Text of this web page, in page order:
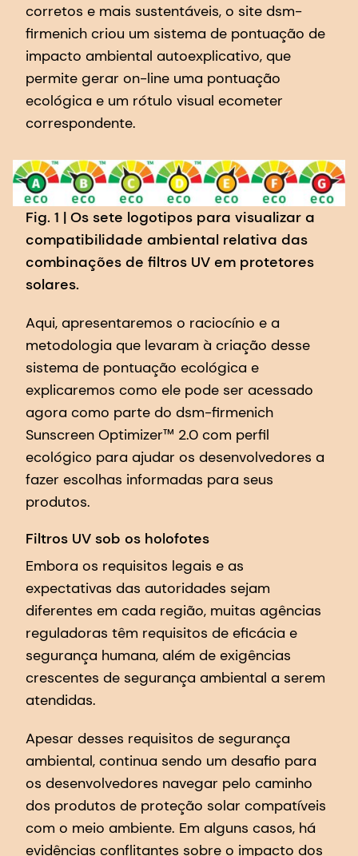
corretos e mais sustentáveis, o site dsm-
firmenich criou um sistema de pontuação de
impacto ambiental autoexplicativo, que
permite gerar on-line uma pontuação
ecológica e um rótulo visual ecometer
correspondente.
Fig. 1 | Os sete logotipos para visualizar a
compatibilidade ambiental relativa das
combinações de filtros UV em protetores
solares.
Aqui, apresentaremos o raciocínio e a
metodologia que levaram à criação desse
sistema de pontuação ecológica e
explicaremos como ele pode ser acessado
agora como parte do dsm-firmenich
Sunscreen Optimizer™ 2.0 com perfil
ecológico para ajudar os desenvolvedores a
fazer escolhas informadas para seus
produtos.
Filtros UV sob os holofotes
Embora os requisitos legais e as
expectativas das autoridades sejam
diferentes em cada região, muitas agências
reguladoras têm requisitos de eficácia e
segurança humana, além de exigências
crescentes de segurança ambiental a serem
atendidas.
Apesar desses requisitos de segurança
ambiental, continua sendo um desafio para
os desenvolvedores navegar pelo caminho
dos produtos de proteção solar compatíveis
com o meio ambiente. Em alguns casos, há
evidências conflitantes sobre o impacto dos